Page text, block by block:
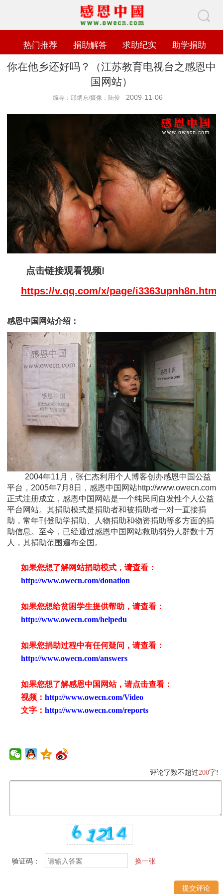
热门推荐 捐助解答 求助纪实 助学捐助
你在他乡还好吗？（江苏教育电视台之感恩中
国网站）
编导：邱炳东/摄像：陆俊 2009-11-06
点击链接观看视频!
https://v.qq.com/x/page/i3363upnh8n.html
感恩中国网站介绍：
2004年11月，张仁杰利用个人博客创办感恩中国公益
平台，2005年7月8日，感恩中国网站http://www.owecn.com
正式注册成立，感恩中国网站是一个纯民间自发性个人公益
平台网站。其捐助模式是捐助者和被捐助者一对一直接捐
助，常年刊登助学捐助、人物捐助和物资捐助等多方面的捐
助信息。至今，已经通过感恩中国网站救助弱势人群数十万
人，其捐助范围遍布全国。
如果您想了解网站捐助模式，请查看：
http://www.owecn.com/donation
如果您想给贫困学生提供帮助，请查看：
http://www.owecn.com/helpedu
如果您捐助过程中有任何疑问，请查看：
http://www.owecn.com/answers
如果您想了解感恩中国网站，请点击查看：
视频： http://www.owecn.com/Video
文字： http://www.owecn.com/reports
评论字数不超过200字!
验证码： 换一张